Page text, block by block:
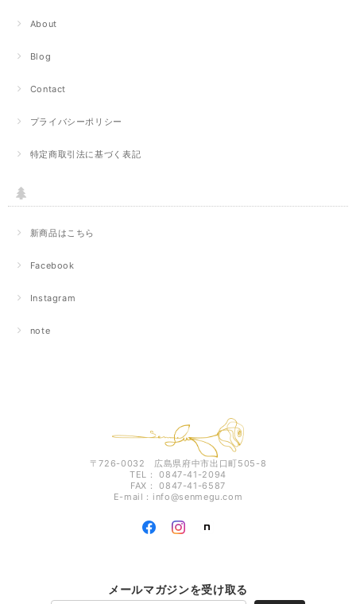
About
Blog
Contact
プライバシーポリシー
特定商取引法に基づく表記
新商品はこちら
Facebook
Instagram
note
〒726-0032 広島県府中市出口町505-8
TEL： 0847-41-2094
FAX： 0847-41-6587
E-mail： info@senmegu.com
メールマガジンを受け取る